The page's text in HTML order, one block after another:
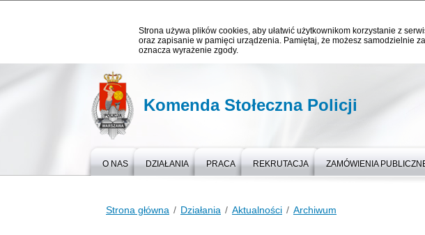
Strona używa plików cookies, aby ułatwić użytkownikom korzystanie z
oraz zapisanie w pamięci urządzenia. Pamiętaj, że możesz samodzielnie
oznacza wyrażenie zgody.
Komenda Stołeczna Policji
O NAS DZIAŁANIA PRACA REKRUTACJA ZAMÓWIENIA
Strona główna Działania Aktualności Archiwum